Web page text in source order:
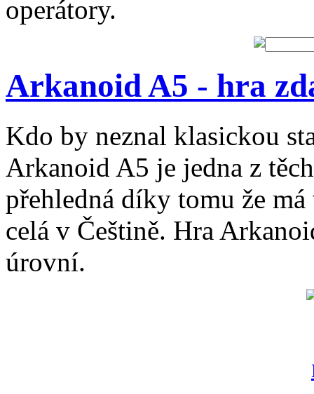
operátory.
Arkanoid A5 - hra
Kdo by neznal klasickou
Arkanoid A5 je jedna z
přehledná díky tomu že
celá v Češtině. Hra
úrovní.